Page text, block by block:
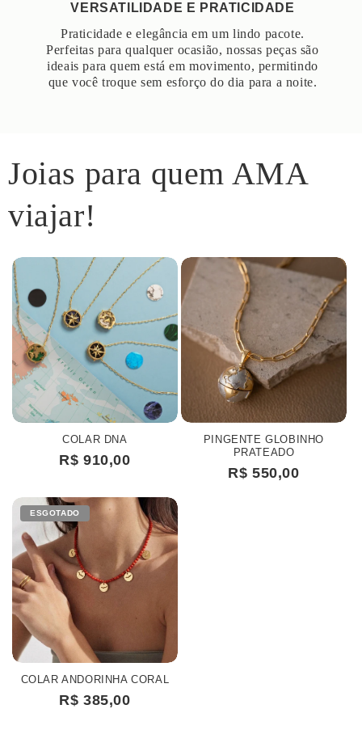
VERSATILIDADE E PRATICIDADE
Praticidade e elegância em um lindo pacote.
Perfeitas para qualquer ocasião, nossas peças são
ideais para quem está em movimento, permitindo
que você troque sem esforço do dia para a noite.
Joias para quem AMA
viajar!
COLAR DNA
R$ 910,00
PINGENTE GLOBINHO
PRATEADO
R$ 550,00
ESGOTADO
COLAR ANDORINHA CORAL
R$ 385,00